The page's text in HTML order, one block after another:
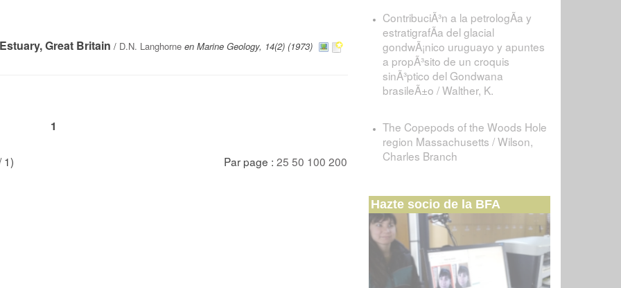
Great Britain / D.N. Langhorne en Marine Geology, 14(2) (1973)
1
1) Par page : 25 50 100 200
ContribuciÃ³n a la petrologÃ­a y
estratigrafÃ­a del glacial
gondwÃ¡nico uruguayo y apuntes
a propÃ³sito de un croquis
sinÃ³ptico del Gondwana
brasileÃ±o / Walther, K.
The Copepods of the Woods Hole
region Massachusetts / Wilson,
Charles Branch
Hazte socio de la BFA